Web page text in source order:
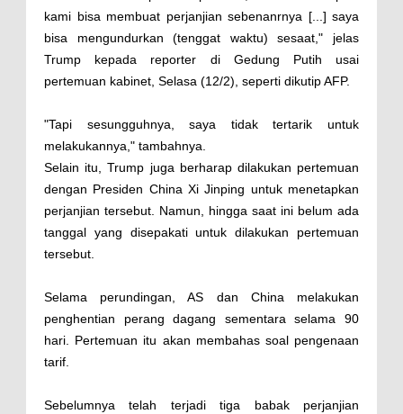
kami bisa membuat perjanjian sebenanrnya [...] saya
bisa mengundurkan (tenggat waktu) sesaat," jelas
Trump kepada reporter di Gedung Putih usai
pertemuan kabinet, Selasa (12/2), seperti dikutip AFP.
"Tapi sesungguhnya, saya tidak tertarik untuk
melakukannya," tambahnya.
Selain itu, Trump juga berharap dilakukan pertemuan
dengan Presiden China Xi Jinping untuk menetapkan
perjanjian tersebut. Namun, hingga saat ini belum ada
tanggal yang disepakati untuk dilakukan pertemuan
tersebut.
Selama perundingan, AS dan China melakukan
penghentian perang dagang sementara selama 90
hari. Pertemuan itu akan membahas soal pengenaan
tarif.
Sebelumnya telah terjadi tiga babak perjanjian